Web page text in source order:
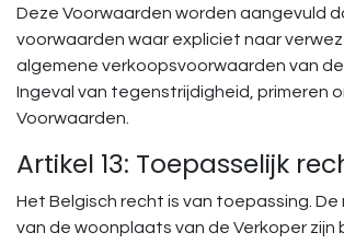
Deze Voorwaarden worden aangevuld
voorwaarden waar expliciet naar
algemene verkoopsvoorwaarden van de
Ingeval van tegenstrijdigheid, primeren
Voorwaarden.
Artikel 13: Toepasselijk
Het Belgisch recht is van toepassing.
van de woonplaats van de Verkoper zijn